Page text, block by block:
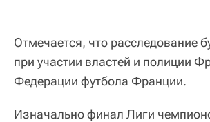
Отмечается, что расследование
при участии властей и полиции
Федерации футбола Франции.
Изначально финал Лиги